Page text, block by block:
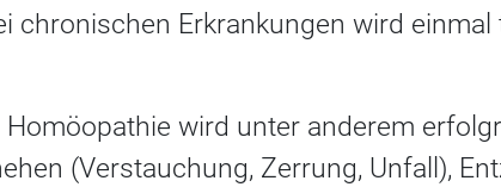
chronischen Erkrankungen wird
Homöopathie wird unter anderem
(Verstauchung, Zerrung, Unfall),